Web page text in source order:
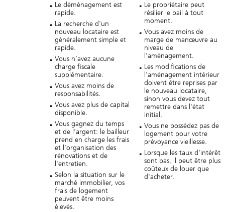
Le déménagement est
rapide.
La recherche d'un
nouveau locataire est
généralement simple et
rapide.
Vous n’avez aucune
charge fiscale
supplémentaire.
Vous avez moins de
responsabilités.
Vous avez plus de capital
disponible.
Vous gagnez du temps
et de l’argent: le bailleur
prend en charge les frais
et l’organisation des
rénovations et de
l'entretien.
Selon la situation sur le
marché immobilier, vos
frais de logement
peuvent être moins
élevés.
Le propriétaire peut
résilier le bail à tout
moment.
Vous avez moins de
marge de manœuvre au
niveau de
l’aménagement.
Les modifications de
l'aménagement intérieur
doivent être reprises par
le nouveau locataire,
sinon vous devez tout
remettre dans l'état
initial.
Vous ne possédez pas de
logement pour votre
prévoyance vieillesse.
Lorsque les taux d'intérêt
sont bas, il peut être plus
coûteux de louer que
d'acheter.